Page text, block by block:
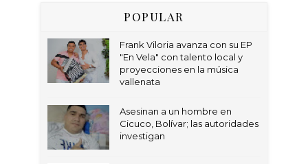
POPULAR
Frank Viloria avanza con su EP
"En Vela" con talento local y
proyecciones en la música
vallenata
Asesinan a un hombre en
Cicuco, Bolívar; las autoridades
investigan